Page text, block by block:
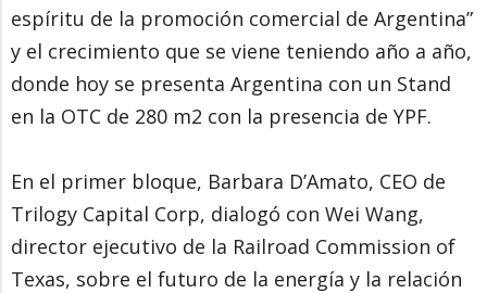
espíritu de la promoción comercial de Argentina”
y el crecimiento que se viene teniendo año a año,
donde hoy se presenta Argentina con un Stand
en la OTC de 280 m2 con la presencia de YPF.
En el primer bloque, Barbara D’Amato, CEO de
Trilogy Capital Corp, dialogó con Wei Wang,
director ejecutivo de la Railroad Commission of
Texas, sobre el futuro de la energía y la relación